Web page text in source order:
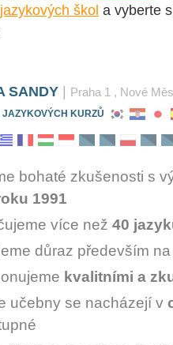
škol a vyberte
SANDY Praha 1 , Nové
JAZYKOVÝCH KURZŮ
la mk sl sq
bohaté zkušenosti s
1991
více než 40
důraz především
kvalitními a
učebny se nacházejí v